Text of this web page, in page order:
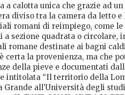
calotta unica che grazie ad
diviso tra la camera da letto
romani di reimpiego, come
sezione quadrata o circolare,
romane destinate ai bagni
la provenienza, ma che
della pieve e documentati
intitolata “Il territorio della
Grande all’Università degli